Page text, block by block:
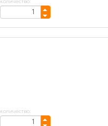
количество:
количество: